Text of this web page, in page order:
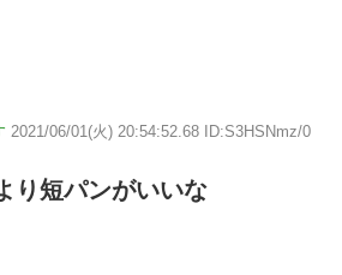
2021/06/01(火) 20:54:52.68 ID:S3HSNmz/0
り短パンがいいな